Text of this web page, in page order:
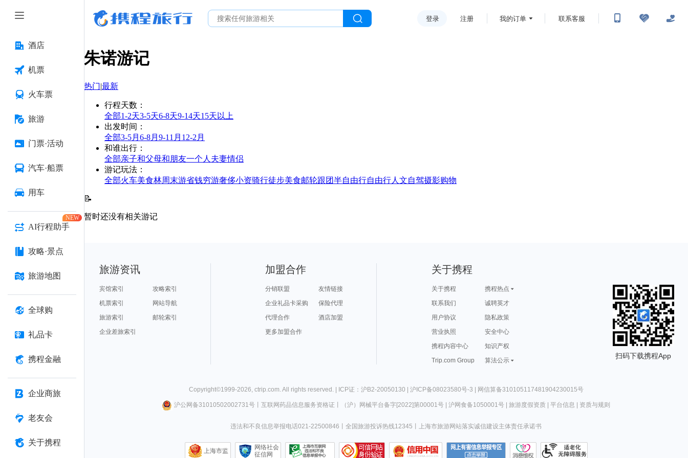
酒店
机票
火车票
旅游
门票·活动
汽车·船票
用车
AI行程助手
NEW
攻略·景点
旅游地图
全球购
礼品卡
携程金融
企业商旅
老友会
关于携程
登录 注册 我的订单 联系客服
朱诺游记
热门|最新
行程天数 ：
全部1-2天3-5天6-8天9-14天15天以上
出发时间 ：
全部3-5月 6-8月 9-11月 12-2月
和谁出行 ：
全部亲子和父母和朋友一个人 夫妻情侣
游记玩法 ：
全部火车美食林周末游省钱穷游奢侈小资骑行徒步美食邮轮跟团半自由行自由行人文自驾摄影购物
📝
暂时还没有相关游记
旅游资讯
宾馆索引
攻略索引
机票索引
网站导航
旅游索引
邮轮索引
企业差旅索引
加盟合作
分销联盟
友情链接
企业礼品卡采购
保险代理
代理合作
酒店加盟
更多加盟合作
关于携程
关于携程
携程热点
联系我们
诚聘英才
用户协议
隐私政策
营业执照
安全中心
携程内容中心
知识产权
Trip.com Group
算法公示
扫码下载携程App
Copyright©1999-2026, ctrip.com. All rights reserved. | ICP证：沪B2-20050130 | 沪ICP备08023580号-3 | 网信算备310105117481904230015号
沪公网备31010502002731号丨 互联网药品信息服务资格证 （沪）网械平台备字[2022]第00001号| 沪网食备1050001号| 旅游度假资质| 平台信息 资质与规则
违法和不良信息举报电话021-22500846 全国旅游投诉热线12345 上海市旅游网站落实诚信建设主体责任承诺书
上海市监
网络社会
征信网